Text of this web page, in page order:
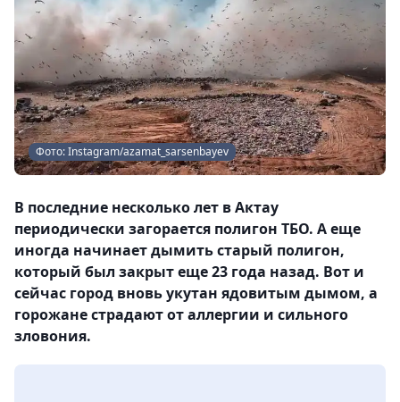
Фото: Instagram/azamat_sarsenbayev
В последние несколько лет в Актау
периодически загорается полигон ТБО. А еще
иногда начинает дымить старый полигон,
который был закрыт еще 23 года назад. Вот и
сейчас город вновь укутан ядовитым дымом, а
горожане страдают от аллергии и сильного
зловония.